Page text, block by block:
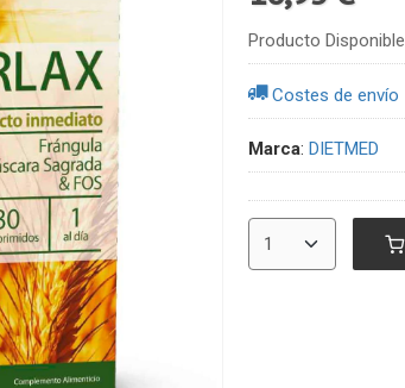
Producto Disponible
Costes de envío
Marca: DIETMED